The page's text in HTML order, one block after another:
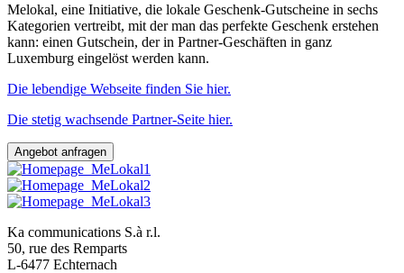
Melokal, eine Initiative, die lokale Geschenk-Gutscheine in sechs
Kategorien vertreibt, mit der man das perfekte Geschenk erstehen
kann: einen Gutschein, der in Partner-Geschäften in ganz
Luxemburg eingelöst werden kann.
Die lebendige Webseite finden Sie hier.
Die stetig wachsende Partner-Seite hier.
Angebot anfragen
Ka communications S.à r.l.
50, rue des Remparts
L-6477 Echternach